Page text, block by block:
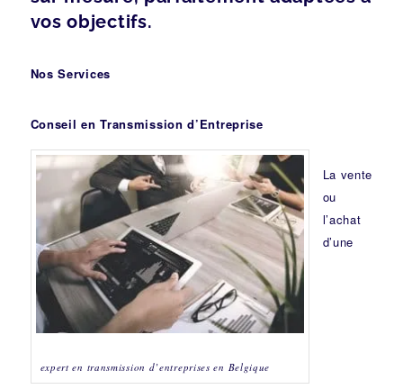
vos objectifs.
Nos Services
Conseil en Transmission d’Entreprise
expert en transmission d’entreprises en Belgique
La vente
ou
l’achat
d’une